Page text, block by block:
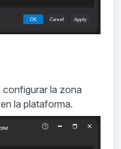
la zona
la plataforma.